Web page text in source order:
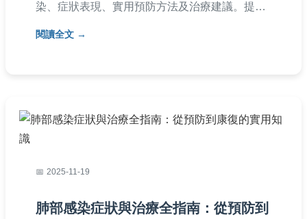
染、症狀表現、實用預防方法及治療建議。提供
健康，避免反覆感染。
閱讀全文
2025-11-19
肺部感染症狀與治療全指南：從預防到